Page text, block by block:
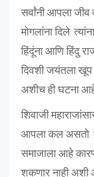
सर्वांनी आपला जीव
मोगलांना दिले.
हिंदूंना आणि हिंदु
दिवशी जयंतला खूप
अशीच ही घटना
शिवाजी
आपला कल असतो.
समाजाला आहे
शकणार नाही अशी